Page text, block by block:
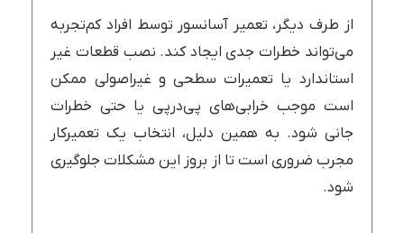
از طرف دیگر، تعمیر آسانسور توسط افراد کم‌تجربه
می‌تواند خطرات جدی ایجاد کند. نصب قطعات غیر
استاندارد یا تعمیرات سطحی و غیراصولی ممکن
است موجب خرابی‌های پی‌درپی یا حتی خطرات
جانی شود. به همین دلیل، انتخاب یک تعمیرکار
مجرب ضروری است تا از بروز این مشکلات جلوگیری
شود.